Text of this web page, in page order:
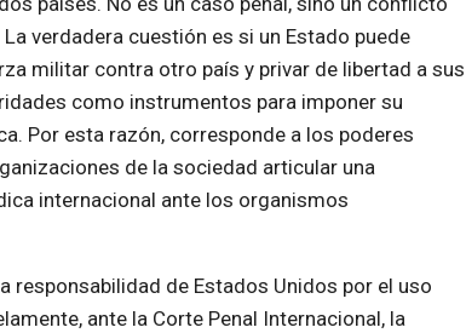
verdadera cuestión es si un Estado puede
militar contra otro país y privar de libertad a sus
como instrumentos para imponer su
Por esta razón, corresponde a los poderes
de la sociedad articular una
internacional ante los organismos
responsabilidad de Estados Unidos por el uso
ante la Corte Penal Internacional, la